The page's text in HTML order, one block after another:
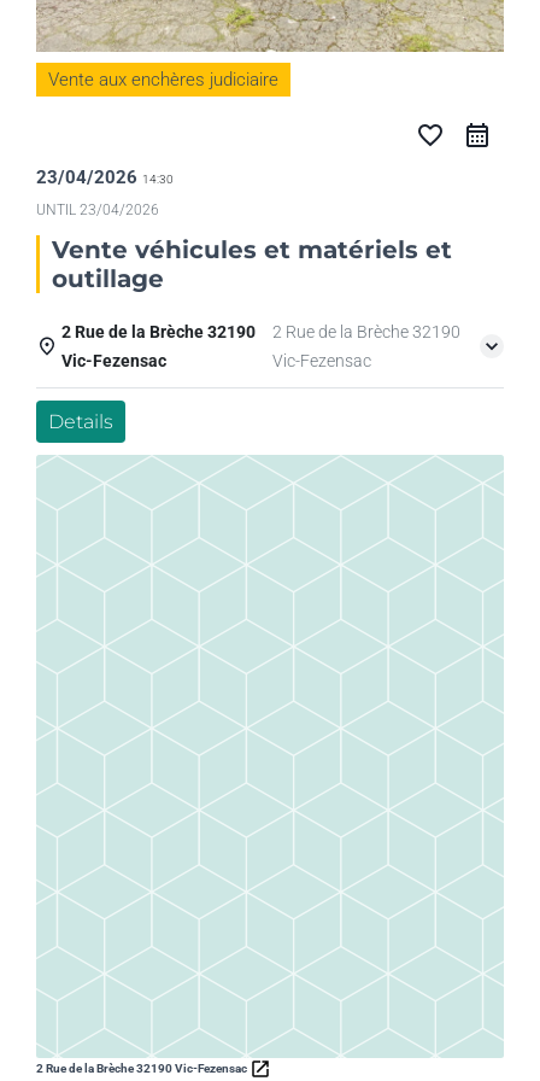
Vente aux enchères judiciaire
favorite_border
23/04/2026 14:30
UNTIL 23/04/2026
Vente véhicules et matériels et
outillage
2 Rue de la Brèche 32190
Vic-Fezensac
2 Rue de la Brèche 32190
Vic-Fezensac
Details
2 Rue de la Brèche 32190 Vic-Fezensac